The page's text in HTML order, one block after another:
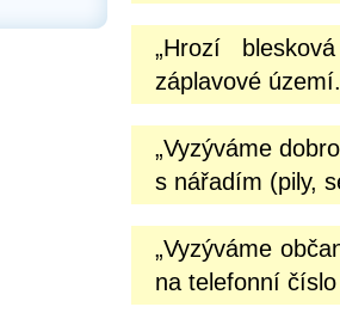
„Hrozí
záplavové
„Vyzýváme
s nářadím (pily,
„Vyzýváme
na telefonní